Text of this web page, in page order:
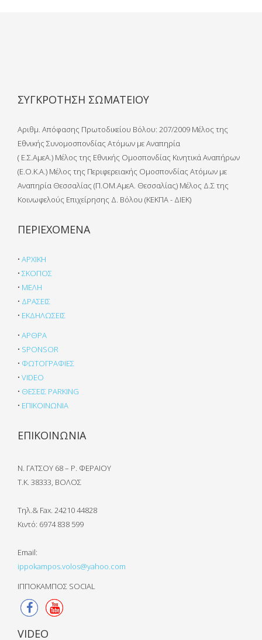
ΣΥΓΚΡΟΤΗΣΗ ΣΩΜΑΤΕΙΟΥ
Αριθμ. Απόφασης Πρωτοδικείου Βόλου: 207/2009 Μέλος της
Εθνικής Συνομοσπονδίας Ατόμων με Αναπηρία
( Ε.Σ.ΑμεΑ.) Μέλος της Εθνικής Ομοσπονδίας Κινητικά Αναπήρων
(Ε.Ο.Κ.Α.) Μέλος της Περιφερειακής Ομοσπονδίας Ατόμων με
Αναπηρία Θεσσαλίας (Π.ΟΜ.ΑμεΑ. Θεσσαλίας) Μέλος Δ.Σ της
Κοινωφελούς Επιχείρησης Δ. Βόλου (ΚΕΚΠΑ - ΔΙΕΚ)
ΠΕΡΙΕΧΟΜΕΝΑ
• ΑΡΧΙΚΗ
• ΣΚΟΠΟΣ
• ΜΕΛΗ
• ΔΡΑΣΕΙΣ
• ΕΚΔΗΛΩΣΕΙΣ
• ΑΡΘΡΑ
• SPONSOR
• ΦΩΤΟΓΡΑΦΙΕΣ
• VIDEO
• ΘΕΣΕΙΣ PARKING
• ΕΠΙΚΟΙΝΩΝΙΑ
ΕΠΙΚΟΙΝΩΝΙΑ
Ν. ΓΑΤΣΟΥ 68 – Ρ. ΦΕΡΑΙΟΥ
Τ.Κ. 38333, ΒΟΛΟΣ
Τηλ.& Fax. 24210 44828
Κιντό: 6974 838 599
Email:
ippokampos.volos@yahoo.com
ΙΠΠΟΚΑΜΠΟΣ SOCIAL
VIDEO